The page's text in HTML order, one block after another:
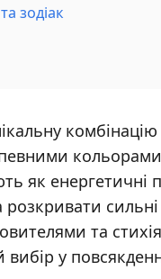
зодіак
як енергетичні
та
у